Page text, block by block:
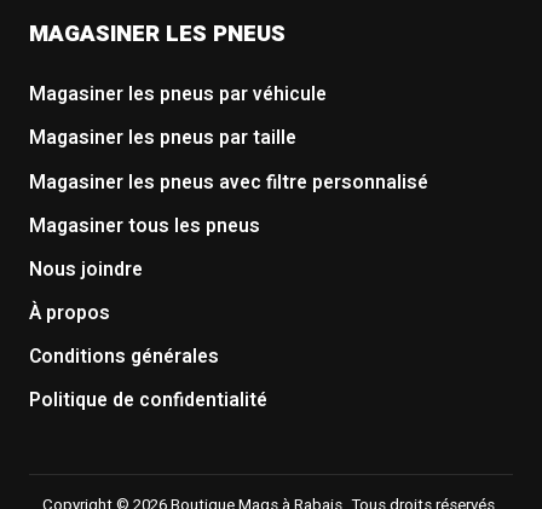
MAGASINER LES PNEUS
Magasiner les pneus par véhicule
Magasiner les pneus par taille
Magasiner les pneus avec filtre personnalisé
Magasiner tous les pneus
Nous joindre
À propos
Conditions générales
Politique de confidentialité